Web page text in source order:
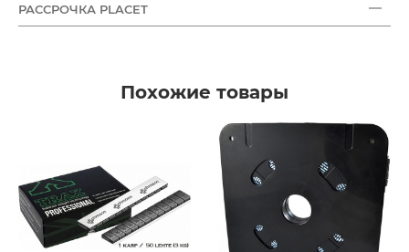
РАССРОЧКА PLACET
Похожие товары